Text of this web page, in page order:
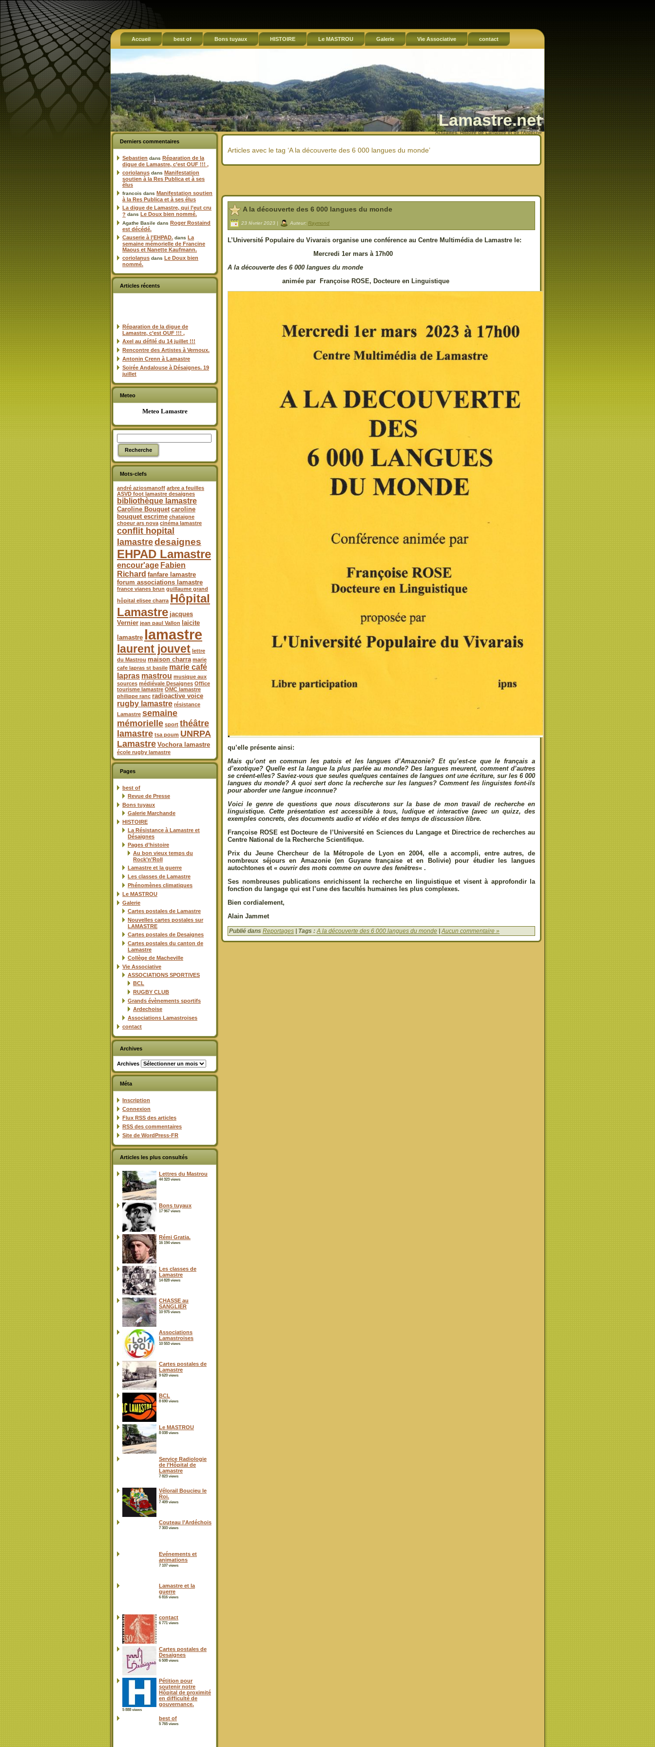
Accueil best of Bons tuyaux HISTOIRE Le MASTROU Galerie Vie Associative contact
Lamastre.net
Actualités, Histoire de Lamastre et de l'Ardèche
Derniers commentaires
Sebastien dans Réparation de la
digue de Lamastre, c’est OUF !!! ,
coriolanus dans Manifestation
soutien à la Res Publica et à ses
élus
francois dans Manifestation soutien
à la Res Publica et à ses élus
La digue de Lamastre, qui l’eut cru
? dans Le Doux bien nommé.
Agathe Basile dans Roger Rostaind
est décédé.
Causerie à l’EHPAD. dans La
semaine mémorielle de Francine
Maous et Nanette Kaufmann.
coriolanus dans Le Doux bien
nommé.
Articles récents
Réparation de la digue de
Lamastre, c’est OUF !!! ,
Axel au défilé du 14 juillet !!!
Rencontre des Artistes à Vernoux.
Antonin Crenn à Lamastre
Soirée Andalouse à Désaignes. 19
juillet
Meteo
Meteo Lamastre
Mots-clefs
andré aziosmanoff arbre a feuilles
ASVD foot lamastre desaignes
bibliothèque lamastre
Caroline Bouquet caroline
bouquet escrime chataigne
choeur ars nova cinéma lamastre
conflit hopital
lamastredesaignes
EHPAD Lamastre
encour'age Fabien
Richard fanfare lamastre
forum associations lamastre
france vianes brun guillaume grand
hôpital elisee charra Hôpital
Lamastre jacques
Vernier jean paul Vallon
laicite
lamastre lamastre
laurent jouvet lettre
du Mastrou maison charra marie
cafe lapras st basile marie café
lapras mastrou musique aux
sources médiévale Desaignes Office
tourisme lamastre OMC lamastre
philippe ranc radioactive voice
rugby lamastre résistance
Lamastre semaine
mémorielle sport théâtre
lamastre tsa poum UNRPA
Lamastre Vochora lamastre
école rugby lamastre
Pages
best of
Revue de Presse
Bons tuyaux
Galerie Marchande
HISTOIRE
La Résistance à Lamastre et
Désaignes
Pages d’histoire
Au bon vieux temps du
Rock’n’Roll
Lamastre et la guerre
Les classes de Lamastre
Phénomènes climatiques
Le MASTROU
Galerie
Cartes postales de Lamastre
Nouvelles cartes postales sur
LAMASTRE
Cartes postales de Desaignes
Cartes postales du canton de
Lamastre
Collège de Macheville
Vie Associative
ASSOCIATIONS SPORTIVES
BCL
RUGBY CLUB
Grands évènements sportifs
Ardechoise
Associations Lamastroises
contact
Archives
Archives
Méta
Inscription
Connexion
Flux RSS des articles
RSS des commentaires
Site de WordPress-FR
Articles les plus consultés
Lettres du Mastrou
44 323 views
Bons tuyaux
17 967 views
Rémi Gratia.
16 194 views
Les classes de
Lamastre
14 828 views
CHASSE au
SANGLIER
10 975 views
Associations
Lamastroises
10 553 views
Cartes postales de
Lamastre
9 620 views
BCL
8 690 views
Le MASTROU
8 038 views
Service Radiologie
de l’Hôpital de
Lamastre
7 823 views
Vélorail Boucieu le
Roi.
7 409 views
Couteau l’Ardéchois
7 303 views
Evénements et
animations
7 107 views
Lamastre et la
guerre
6 816 views
contact
6 771 views
Cartes postales de
Desaignes
6 508 views
Pétition pour
soutenir notre
Hôpital de proximité
en difficulté de
gouvernance.
5 888 views
best of
5 765 views
Articles avec le tag ‘A la découverte des 6 000 langues du monde’
A la découverte des 6 000 langues du monde
23 février 2023 | Auteur: Raymond
L’Université Populaire du Vivarais organise une conférence au Centre Multimédia de Lamastre le:
Mercredi 1er mars à 17h00
A la découverte des 6 000 langues du monde
animée par Françoise ROSE, Docteure en Linguistique
qu’elle présente ainsi:
Mais qu’ont en commun les patois et les langues d’Amazonie? Et qu’est-ce que le français a
d’exotique? Quelle est la langue la plus parlée au monde? Des langues meurent, comment d’autres
se créent-elles? Saviez-vous que seules quelques centaines de langues ont une écriture, sur les 6 000
langues du monde? A quoi sert donc la recherche sur les langues? Comment les linguistes font-ils
pour aborder une langue inconnue?
Voici le genre de questions que nous discuterons sur la base de mon travail de recherche en
linguistique. Cette présentation est accessible à tous, ludique et interactive (avec un quizz, des
exemples concrets, des documents audio et vidéo et des temps de discussion libre.
Françoise ROSE est Docteure de l’Université en Sciences du Langage et Directrice de recherches au
Centre National de la Recherche Scientifique.
Prix du Jeune Chercheur de la Métropole de Lyon en 2004, elle a accompli, entre autres, de
nombreux séjours en Amazonie (en Guyane française et en Bolivie) pour étudier les langues
autochtones et « ouvrir des mots comme on ouvre des fenêtres« .
Ses nombreuses publications enrichissent la recherche en linguistique et visent à approfondir la
fonction du langage qui est l’une des facultés humaines les plus complexes.
Bien cordialement,
Alain Jammet
Publié dans Reportages | Tags :A la découverte des 6 000 langues du monde |Aucun commentaire »